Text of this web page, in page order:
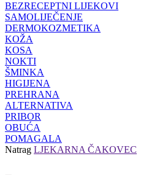
BEZRECEPTNI LIJEKOVI
SAMOLIJEČENJE
DERMOKOZMETIKA
KOŽA
KOSA
NOKTI
ŠMINKA
HIGIJENA
PREHRANA
ALTERNATIVA
PRIBOR
OBUĆA
POMAGALA
Natrag LJEKARNA ČAKOVEC